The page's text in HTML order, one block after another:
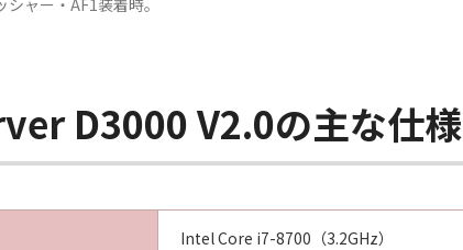
ャー・AF1装着時。
D3000 V2.0の主な仕様
Intel Core i7-8700（3.2GHz）